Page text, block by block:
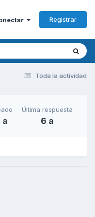
Registrar
Toda la actividad
a
Última respuesta
6 a